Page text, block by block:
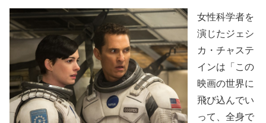
女性科学者を
演じたジェシ
カ・チャステ
インは「この
映画の世界に
飛び込んでい
って、全身で